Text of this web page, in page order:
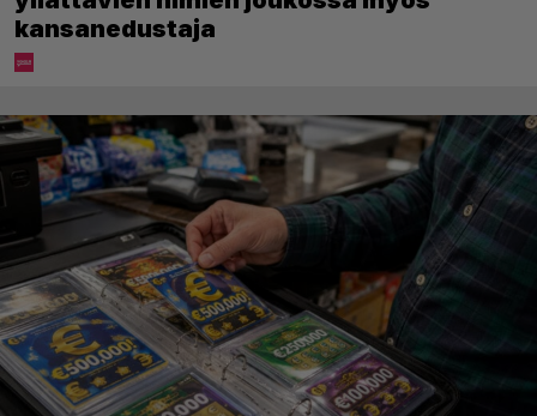
Erikoisjoukot julkaisi uudet kokelaat –
yllättävien nimien joukossa myös
kansanedustaja